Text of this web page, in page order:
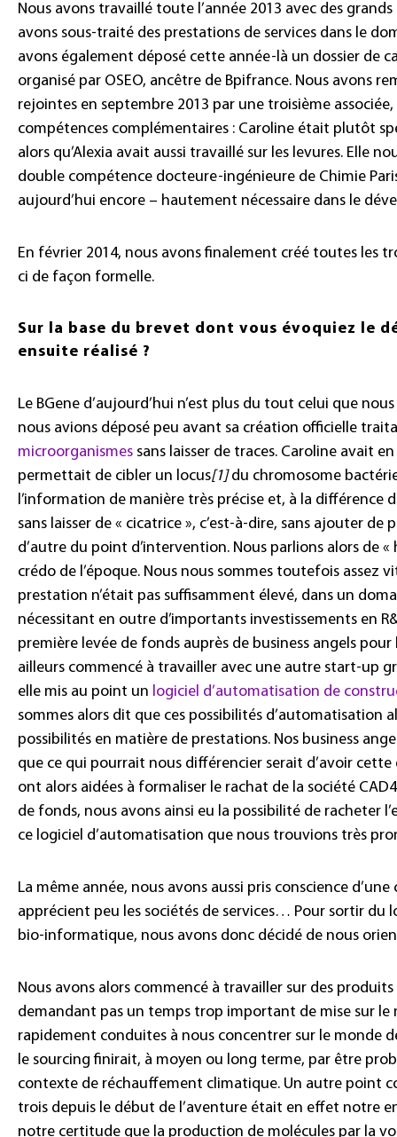
Nous avons travaillé toute l’année 2013 avec des
avons sous-traité des prestations de services dans le
avons également déposé cette année-là un dossier de
organisé par OSEO, ancêtre de Bpifrance. Nous avons
rejointes en septembre 2013 par une troisième
compétences complémentaires : Caroline était plutôt
alors qu’Alexia avait aussi travaillé sur les levures. Elle
double compétence docteure-ingénieure de Chimie
aujourd’hui encore – hautement nécessaire dans le
En février 2014, nous avons finalement créé toutes les
ci de façon formelle.
Sur la base du brevet dont vous évoquiez le
ensuite réalisé ?
Le BGene d’aujourd’hui n’est plus du tout celui que
nous avions déposé peu avant sa création officielle
microorganismes sans laisser de traces. Caroline avait
permettait de cibler un locus[1]du chromosome
l’information de manière très précise et, à la différence
sans laisser de « cicatrice », c’est-à-dire, sans ajouter
d’autre du point d’intervention. Nous parlions alors de
crédo de l’époque. Nous nous sommes toutefois assez
prestation n’était pas suffisamment élevé, dans un
nécessitant en outre d’importants investissements en
première levée de fonds auprès de business angels
ailleurs commencé à travailler avec une autre start-up
elle mis au point un logiciel d’automatisation de
sommes alors dit que ces possibilités
possibilités en matière de prestations. Nos business
que ce qui pourrait nous différencier serait d’avoir
ont alors aidées à formaliser le rachat de la société
de fonds, nous avons ainsi eu la possibilité de racheter
ce logiciel d’automatisation que nous trouvions très
La même année, nous avons aussi pris conscience
apprécient peu les sociétés de services… Pour sortir
bio-informatique, nous avons donc décidé de nous
Nous avons alors commencé à travailler sur des
demandant pas un temps trop important de mise sur le
rapidement conduites à nous concentrer sur le monde
le sourcing finirait, à moyen ou long terme, par être
contexte de réchauffement climatique. Un autre point
trois depuis le début de l’aventure était en effet notre
notre certitude que la production de molécules par la